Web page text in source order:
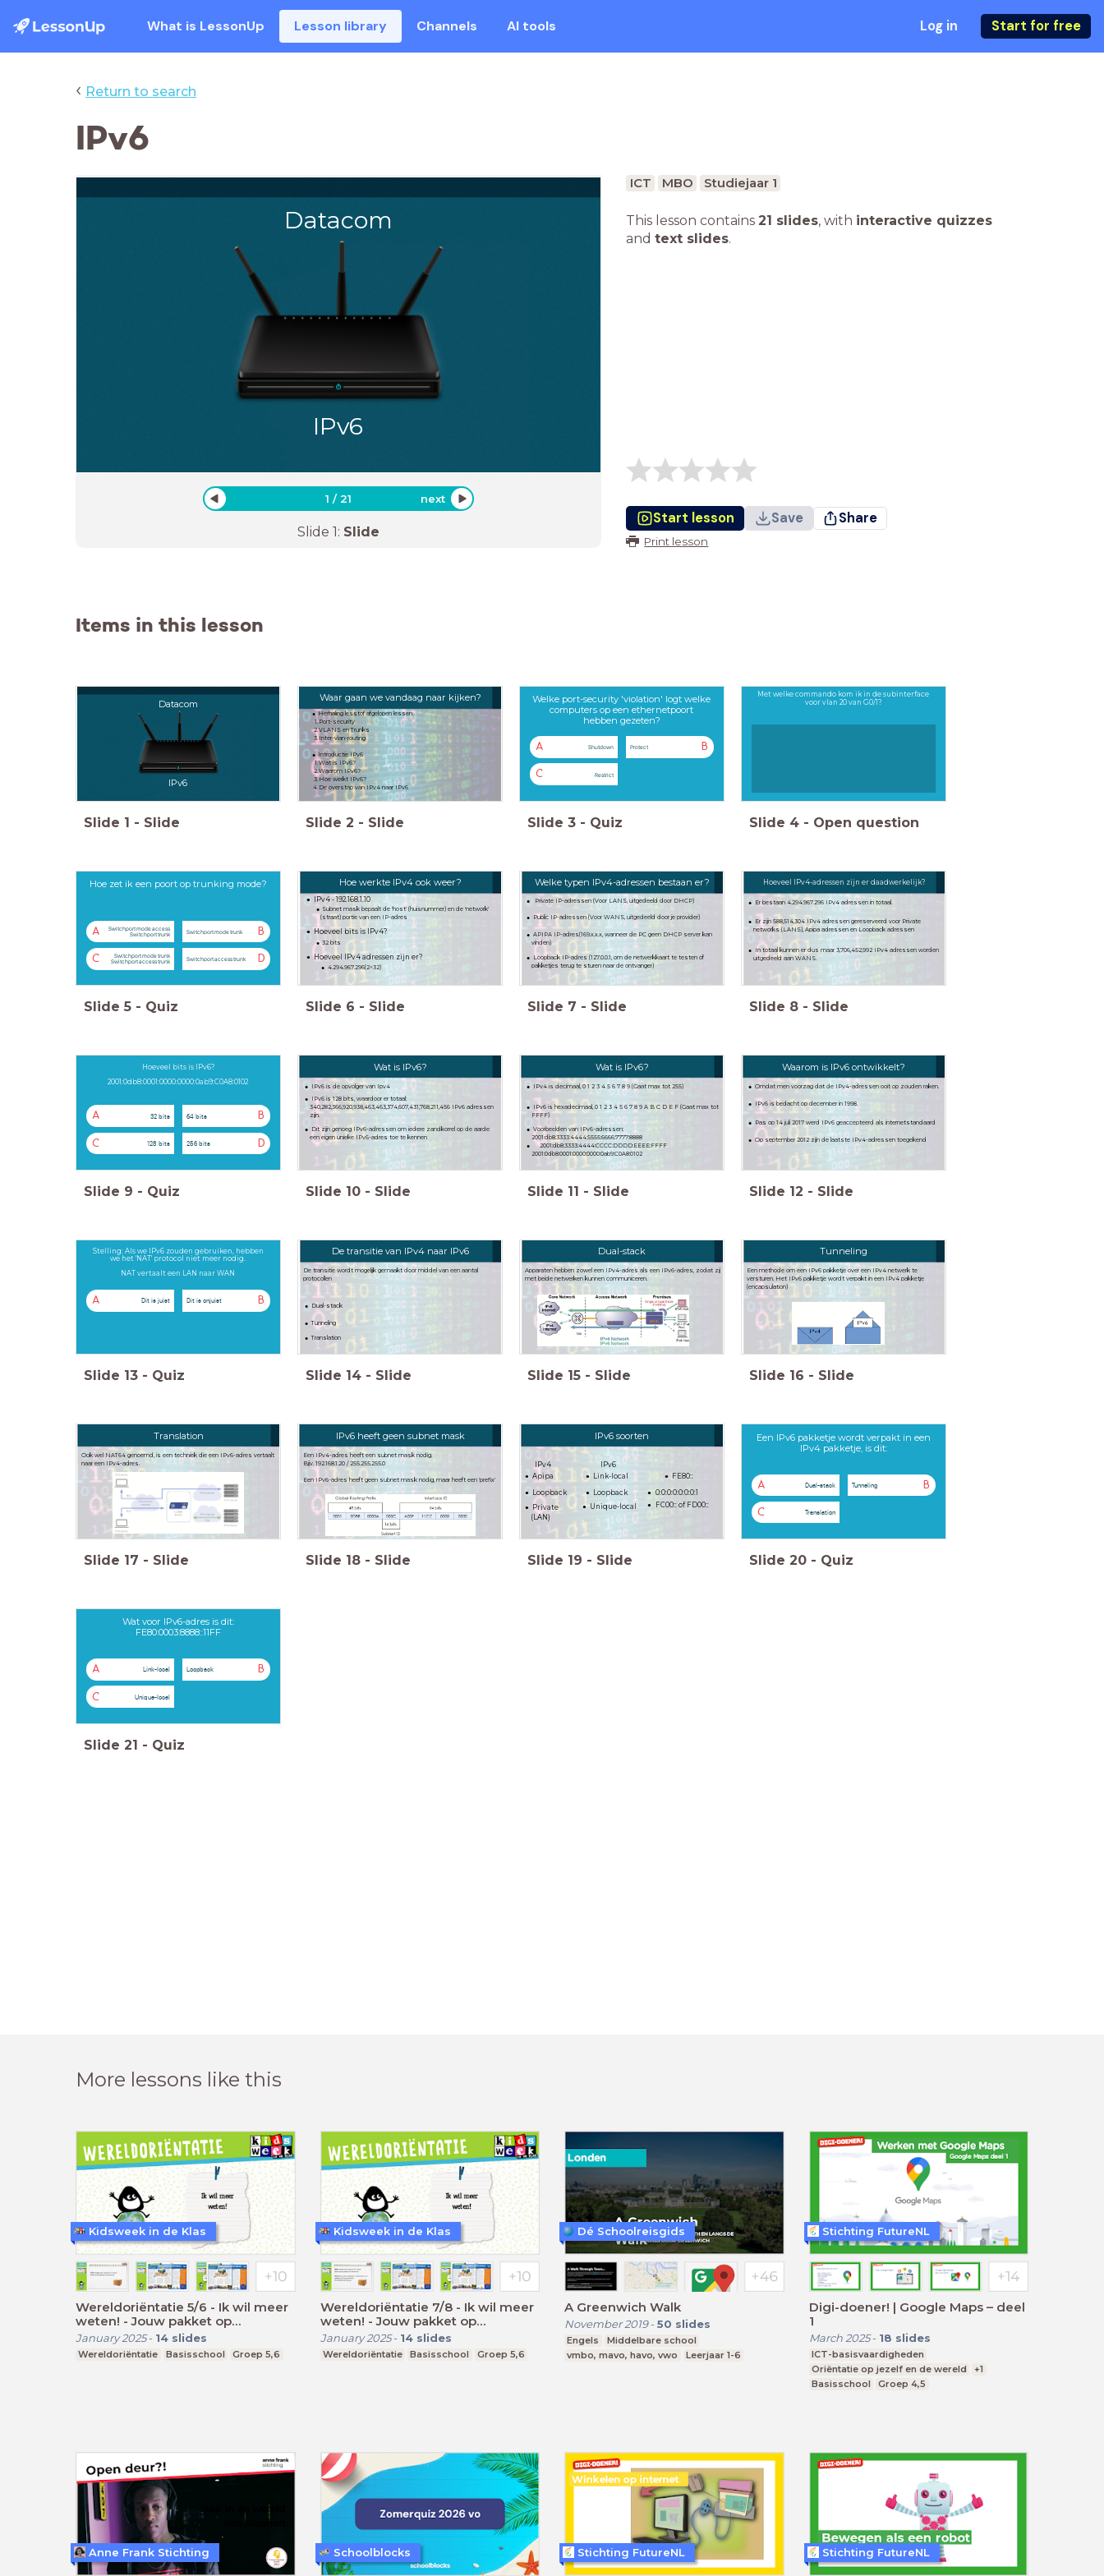
What is LessonUp Lesson library Channels AI tools Log in Start for free
‹ Return to search
IPv6
Datacom
IPv6
1 /21 next
Slide 1: Slide
ICT MBO Studiejaar 1
This lesson contains 21 slides, with interactive quizzes
and text slides.
Start lesson Save Share
Print lesson
Items in this lesson
Datacom
IPv6
Slide 1 - Slide
Waar gaan we vandaag naar kijken?
Herhaling lesstof afgelopen lessen
Port-security
VLANS en Trunks
Inter-vlan-routing
Introductie IPv6
Wat is IPv6?
Waarom IPv6?
Hoe werkt IPv6?
De overstap van IPv4 naar IPv6
Slide 2 - Slide
Welke port-security 'violation' logt welke
computers op een ethernetpoort
hebben gezeten?
A Shutdown B
Protect
C Restrict
Slide 3 - Quiz
Met welke commando kom ik in de subinterface
voor vlan 20 van G0/1?
Slide 4 - Open question
Hoe zet ik een poort op trunking mode?
A Switchport mode access
Switchport trunk B
Switchport mode trunk
C Switchport mode trunk
Switchport access trunk D
Switchport access trunk
Slide 5 - Quiz
Hoe werkte IPv4 ook weer?
IPv4 - 192.168.1.10
Subnet mask bepaalt de 'host' (huisnummer) en de 'network'
(straat) portie van een IP-adres
Hoeveel bits is IPv4?
32 bits
Hoeveel IPv4 adressen zijn er?
4.294.967.296(2^32)
Slide 6 - Slide
Welke typen IPv4-adressen bestaan er?
Private IP-adressen (Voor LANS, uitgedeeld door DHCP)
Public IP-adressen (Voor WANS, uitgedeeld door je provider)
APIPA IP-adres(169.x.x.x, wanneer de PC geen DHCP server kan
vinden)
Loopback IP-adres (127.0.0.1, om de netwerkkaart te testen of
pakketjes terug te sturen naar de ontvanger)
Slide 7 - Slide
Hoeveel IPv4-adressen zijn er daadwerkelijk?
Er bestaan 4.294.967.296 IPv4 adressen in totaal.
Er zijn 588,514,304 IPv4 adressen gereserveerd voor Private
networks (LANS), Apipa adressen en Loopback adressen
In totaal kunnen er dus maar 3,706,452,992 IPv4 adressen worden
uitgedeeld aan WANS.
Slide 8 - Slide
Hoeveel bits is IPv6?
2001:0db8:0001:0000:0000:0ab9:C0A8:0102
A 32 bits B
64 bits
C 128 bits D
256 bits
Slide 9 - Quiz
Wat is IPv6?
IPv6 is de opvolger van Ipv4
IPv6 is 128 bits, waardoor er totaal:
340,282,366,920,938,463,463,374,607,431,768,211,456 IPv6 adressen
zijn.
Dit zijn genoeg IPv6-adressen om iedere zandkorrel op de aarde
een eigen unieke IPv6-adres toe te kennen
Slide 10 - Slide
Wat is IPv6?
IPv4 is decimaal, 0 1 2 3 4 5 6 7 8 9 (Gaat max tot 255)
IPv6 is hexadecimaal, 0 1 2 3 4 5 6 7 8 9 A B C D E F (Gaat max tot
FFFF)
Voorbeelden van IPv6-adressen:
2001:db8:3333:4444:5555:6666:7777:8888
2001:db8:3333:4444:CCCC:DDDD:EEEE:FFFF
2001:0db8:0001:0000:0000:0ab9:C0A8:0102
Slide 11 - Slide
Waarom is IPv6 ontwikkelt?
Omdat men voorzag dat de IPv4-adressen ooit op zouden raken.
IPv6 is bedacht op december in 1998.
Pas op 14 juli 2017 werd IPv6 geaccepteerd als internetstandaard
Op september 2012 zijn de laatste IPv4-adressen toegekend
Slide 12 - Slide
Stelling: Als we IPv6 zouden gebruiken, hebben
we het 'NAT' protocol niet meer nodig.
NAT vertaalt een LAN naar WAN
A Dit is juist B
Dit is onjuist
Slide 13 - Quiz
De transitie van IPv4 naar IPv6
De transitie wordt mogelijk gemaakt door middel van een aantal
protocollen
Dual-stack
Tunneling
Translation
Slide 14 - Slide
Dual-stack
Apparaten hebben zowel een IPv4-adres als een IPv6-adres, zodat zij
met beide netwerken kunnen communiceren.
Slide 15 - Slide
Tunneling
Een methode om een IPv6 pakketje over een IPv4 netwerk te
versturen. Het IPv6 pakketje wordt verpakt in een IPv4 pakketje
(encapsulation)
Slide 16 - Slide
Translation
Ook wel NAT64 genoemd, is een techniek die een IPv6-adres vertaalt
naar een IPv4-adres.
Slide 17 - Slide
IPv6 heeft geen subnet mask
Een IPv4-adres heeft een subnet mask nodig.
Bijv. 192.168.1.20 / 255.255.255.0
Een IPv6-adres heeft geen subnet mask nodig, maar heeft een 'prefix'
Slide 18 - Slide
IPv6 soorten
IPv4
IPv6
Apipa
Link-local
FE80::
Loopback
Loopback
0:0:0:0:0:0:0:1
Private
(LAN)
Unique-local FC00:: of FD00::
Slide 19 - Slide
Een IPv6 pakketje wordt verpakt in een
IPv4 pakketje, is dit:
A Dual-stack B
Tunneling
C Translation
Slide 20 - Quiz
Wat voor IPv6-adres is dit:
FE80:0003:8888::11FF
A Link-local B
Loopback
C Unique-local
Slide 21 - Quiz
More lessons like this
Wereldoriëntatie 5/6 - Ik wil meer
weten! - Jouw pakket op
wereldreis
January 2025- 14 slides
Wereldoriëntatie Basisschool Groep 5,6
Kidsweek in de Klas
Wereldoriëntatie 7/8 - Ik wil meer
weten! - Jouw pakket op
wereldreis
January 2025- 14 slides
Wereldoriëntatie Basisschool Groep 5,6
Kidsweek in de Klas
A Greenwich Walk
November 2019- 50 slides
Engels
Middelbare school
vmbo, mavo, havo, vwo
Leerjaar 1-6
Dé Schoolreisgids
Digi-doener! | Google Maps – deel
1
March 2025- 18 slides
ICT-basisvaardigheden
Oriëntatie op jezelf en de wereld
+1
Basisschool
Groep 4,5
Stichting FutureNL
Anne Frank Stichting Schoolblocks Stichting FutureNL Stichting FutureNL